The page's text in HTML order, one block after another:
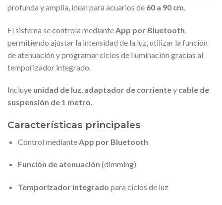
profunda y amplia, ideal para acuarios de 60 a 90 cm
El sistema se controla mediante App por Bluetooth
permitiendo ajustar la intensidad de la luz, utilizar la función
de atenuación y programar ciclos de iluminación gracias al
temporizador integrado.
Incluye unidad de luz, adaptador de corrientey cable de
suspensión de 1 metro.
Características principales
Control mediante App por Bluetooth
Función de atenuación (dimming)
Temporizador integrado para ciclos de luz